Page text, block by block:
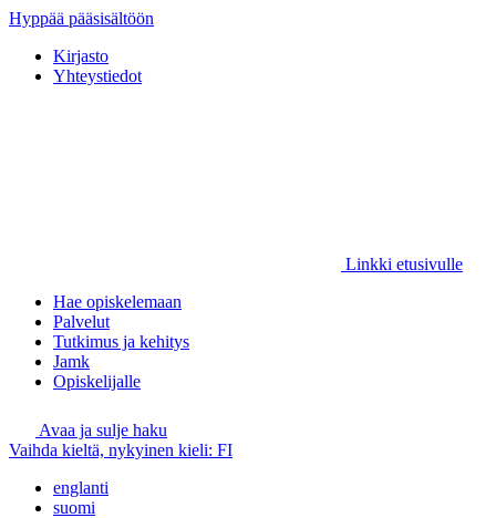
Hyppää pääsisältöön
Kirjasto
Yhteystiedot
Linkki etusivulle
Hae opiskelemaan
Palvelut
Tutkimus ja kehitys
Jamk
Opiskelijalle
Avaa ja sulje haku
Vaihda kieltä, nykyinen kieli: FI
englanti
suomi